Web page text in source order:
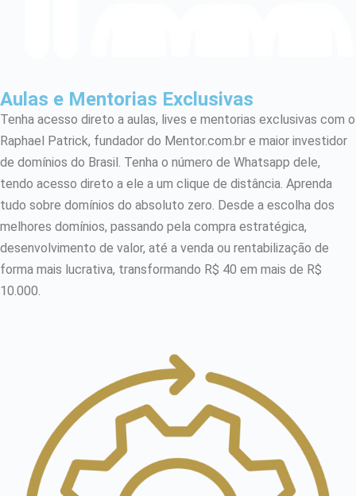
Aulas e Mentorias Exclusivas
Tenha acesso direto a aulas, lives e mentorias exclusivas com o
Raphael Patrick, fundador do Mentor.com.br e maior investidor
de domínios do Brasil. Tenha o número de Whatsapp dele,
tendo acesso direto a ele a um clique de distância. Aprenda
tudo sobre domínios do absoluto zero. Desde a escolha dos
melhores domínios, passando pela compra estratégica,
desenvolvimento de valor, até a venda ou rentabilização de
forma mais lucrativa, transformando R$ 40 em mais de R$
10.000.